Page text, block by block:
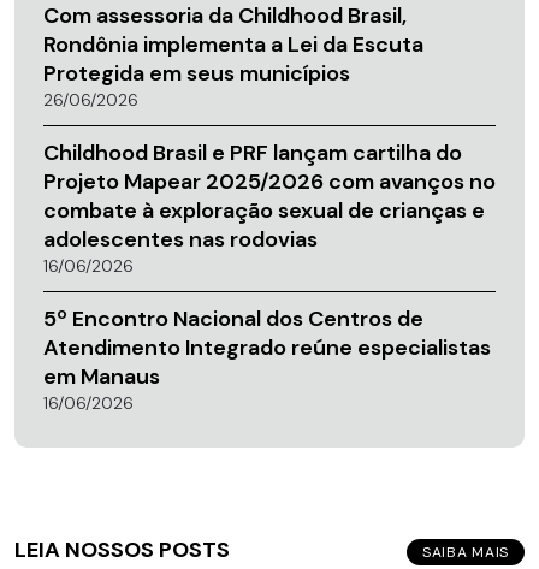
Com assessoria da Childhood Brasil,
Rondônia implementa a Lei da Escuta
Protegida em seus municípios
26/06/2026
Childhood Brasil e PRF lançam cartilha do
Projeto Mapear 2025/2026 com avanços no
combate à exploração sexual de crianças e
adolescentes nas rodovias
16/06/2026
5º Encontro Nacional dos Centros de
Atendimento Integrado reúne especialistas
em Manaus
16/06/2026
LEIA NOSSOS POSTS SAIBA MAIS